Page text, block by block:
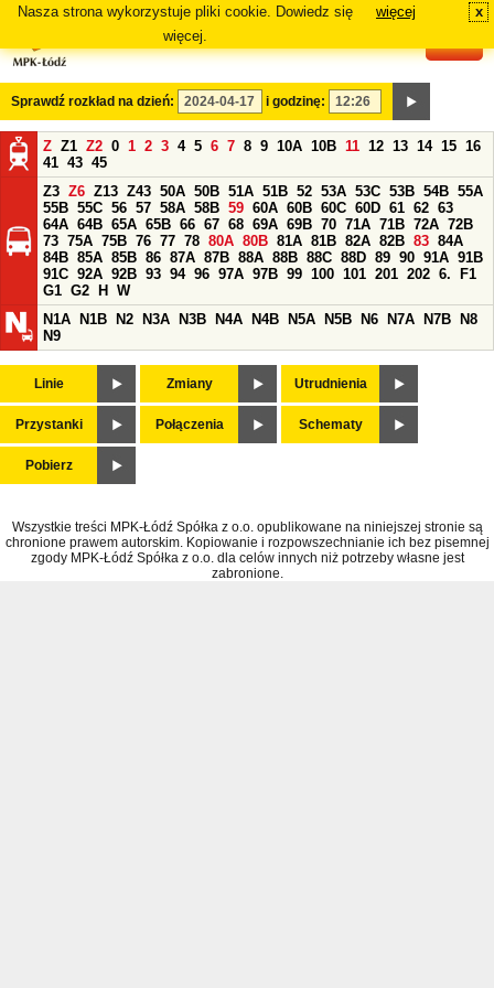
Nasza strona wykorzystuje pliki cookie. Dowiedz się
więcej.
więcej x
Sprawdź rozkład na dzień: i godzinę:
Z Z1 Z2 0 1 2 3 4 5 6 7 8 9 10A 10B 11 12 13 14 15 16
41 43 45
Z3 Z6 Z13 Z43 50A 50B 51A 51B 52 53A 53C 53B 54B 55A
55B 55C 56 57 58A 58B 59 60A 60B 60C 60D 61 62 63
64A 64B 65A 65B 66 67 68 69A 69B 70 71A 71B 72A 72B
73 75A 75B 76 77 78 80A 80B 81A 81B 82A 82B 83 84A
84B 85A 85B 86 87A 87B 88A 88B 88C 88D 89 90 91A 91B
91C 92A 92B 93 94 96 97A 97B 99 100 101 201 202 6.
F1
G1 G2 H
W
N1A
N1B N2 N3A N3B N4A N4B N5A N5B N6 N7A N7B
N8
N9
Linie Zmiany Utrudnienia
Przystanki Połączenia Schematy
Pobierz
Wszystkie treści MPK-Łódź Spółka z o.o. opublikowane na niniejszej stronie są
chronione prawem autorskim. Kopiowanie i rozpowszechnianie ich bez pisemnej
zgody MPK-Łódź Spółka z o.o. dla celów innych niż potrzeby własne jest
zabronione.